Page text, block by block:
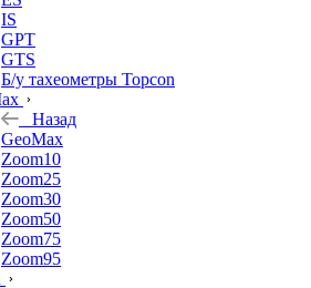
IS
GPT
GTS
Б/у тахеометры Topcon
Назад
GeoMax
Zoom10
Zoom25
Zoom30
Zoom50
Zoom75
Zoom95